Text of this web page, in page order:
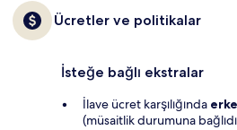
Ücretler ve politikalar
İsteğe bağlı ekstralar
İlave ücret karşılığında
(müsaitlik durumuna